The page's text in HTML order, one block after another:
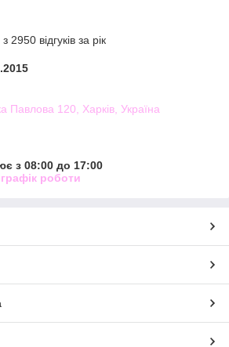
2950 відгуків за рік
Павлова 120, Харків, Україна
з 08:00 до 17:00
роботи